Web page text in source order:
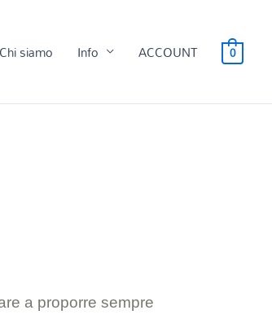
Chi siamo Info ACCOUNT 0
a proporre sempre